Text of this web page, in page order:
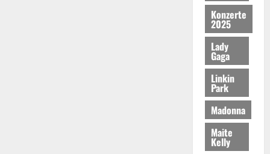
Konzerte
2025
Lady
Gaga
Linkin
Park
Madonna
Maite
Kelly